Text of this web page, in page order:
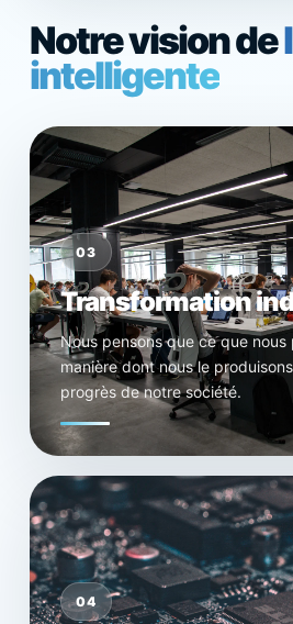
Notre vision de
intelligente
03
Transformation
Nous pensons que ce que nous
manière dont nous le
progrès de notre société.
04